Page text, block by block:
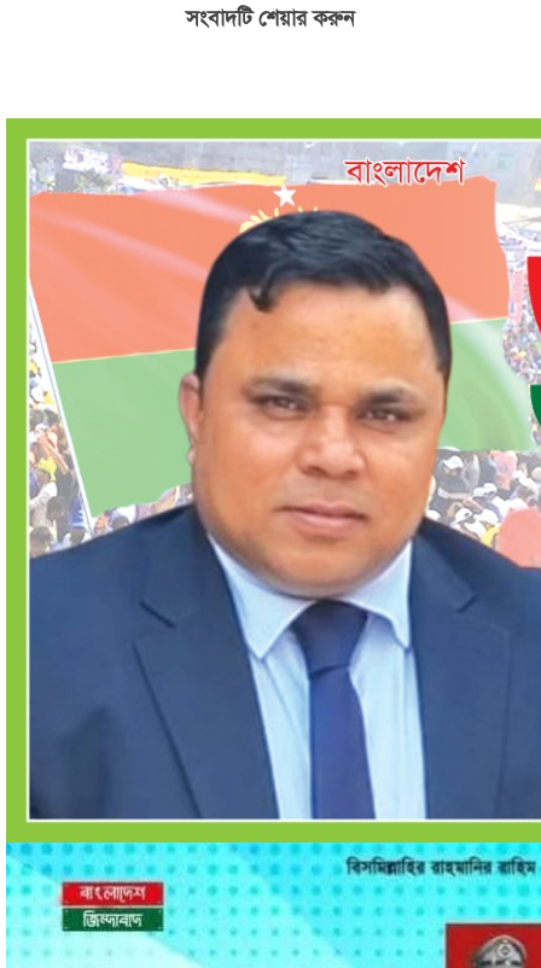
সংবাদটি শেয়ার করুন